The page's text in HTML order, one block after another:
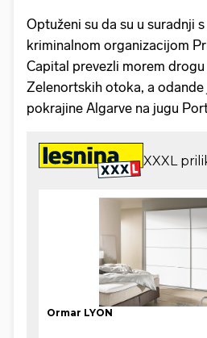
Optuženi su da su u suradnji
kriminalnom organizacijom
Capital prevezli morem
Zelenortskih otoka, a
pokrajine Algarve na jugu